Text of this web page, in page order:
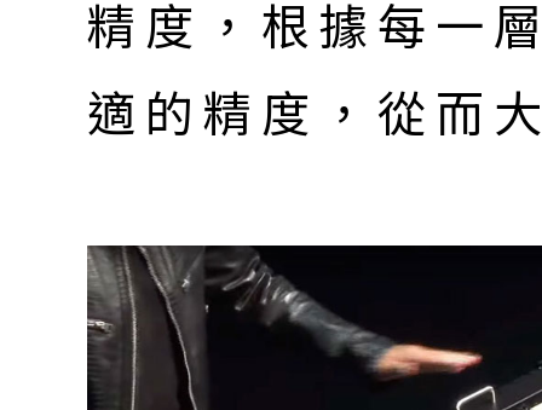
精度，根據每一
適的精度，從而